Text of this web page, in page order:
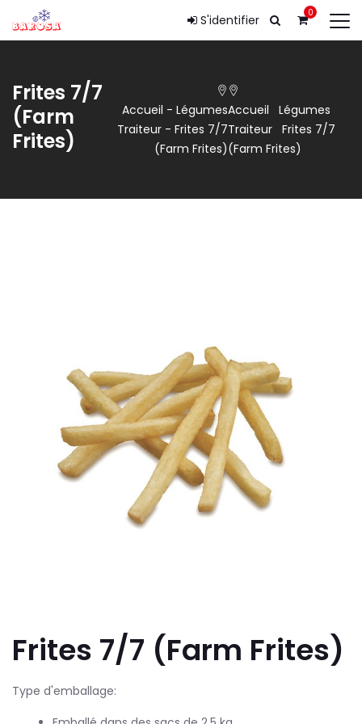
S'identifier 0
Frites 7/7
(Farm
Frites)
Accueil - Légumes
Traiteur- Frites 7/7
(Farm Frites)
Accueil
Légumes
Traiteur
Frites 7/7
(Farm Frites)
Frites 7/7 (Farm Frites)
Type d'emballage: